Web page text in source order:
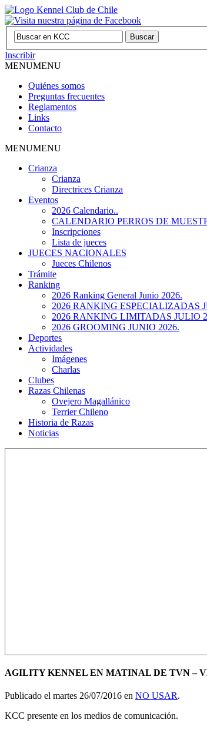
Inscribir
MENUMENU
Quiénes somos
Preguntas frecuentes
Reglamentos
Links
Contacto
MENUMENU
Crianza
Crianza
Directrices Crianza
Eventos
2026 Calendario..
CALENDARIO PERROS DE
Inscripciones
Lista de jueces
JUECES NACIONALES
Jueces Chilenos
Trámite
Ranking
2026 Ranking General Junio 2026.
2026 RANKING ESPECIALIZADAS
2026 RANKING LIMITADAS JULIO
2026 GROOMING JUNIO 2026.
Deportes
Actividades
Imágenes
Charlas
Clubes
Razas Chilenas
Ovejero Magallánico
Terrier Chileno
Historia de Razas
Noticias
AGILITY KENNEL EN MATINAL DE TVN –
Publicado el martes 26/07/2016 en NO USAR.
KCC presente en los medios de comunicación.